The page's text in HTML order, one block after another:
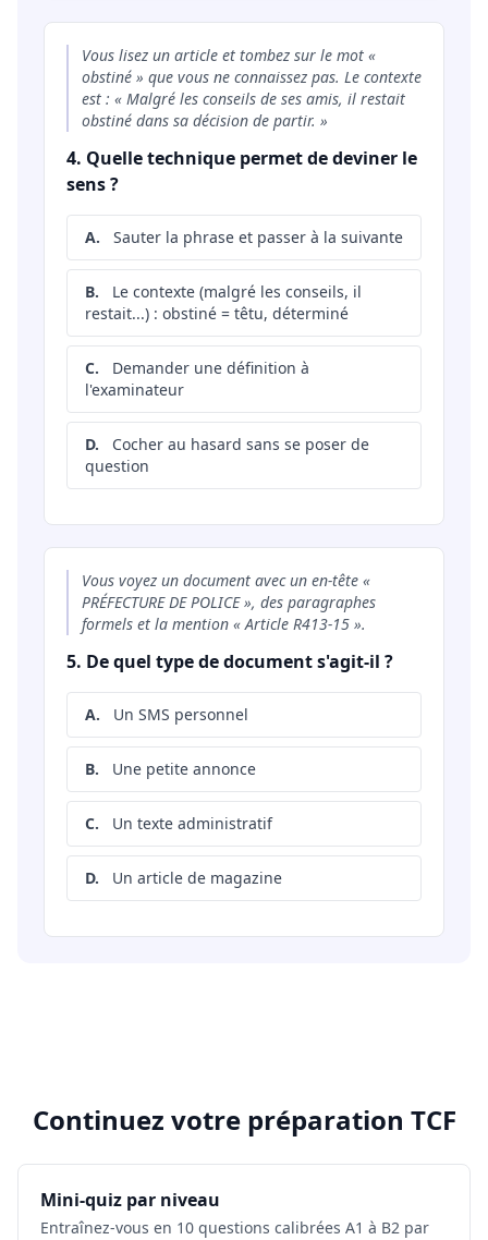
Vous lisez un article et tombez sur le mot «
obstiné » que vous ne connaissez pas. Le contexte
est : « Malgré les conseils de ses amis, il restait
obstiné dans sa décision de partir. »
4. Quelle technique permet de deviner le
sens ?
A. Sauter la phrase et passer à la suivante
B.
Le contexte (malgré les conseils, il
restait...) : obstiné = têtu, déterminé
C.
Demander une définition à
l'examinateur
D.
Cocher au hasard sans se poser de
question
Vous voyez un document avec un en-tête «
PRÉFECTURE DE POLICE », des paragraphes
formels et la mention « Article R413-15 ».
5. De quel type de document s'agit-il ?
A. Un SMS personnel
B. Une petite annonce
C. Un texte administratif
D. Un article de magazine
Continuez votre préparation TCF
Mini-quiz par niveau
Entraînez-vous en 10 questions calibrées A1 à B2 par